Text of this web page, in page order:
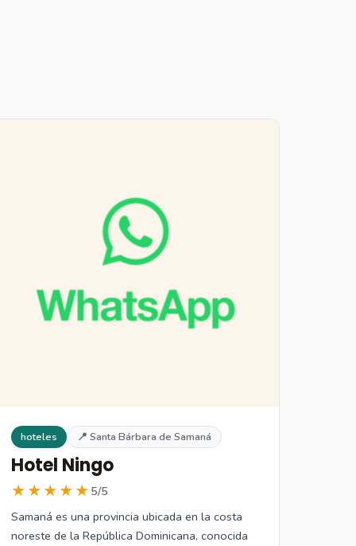
hoteles 📍 Santa Bárbara de Samaná
Hotel Ningo
★★★★★ 5/5
Samaná es una provincia ubicada en la costa
noreste de la República Dominicana, conocida